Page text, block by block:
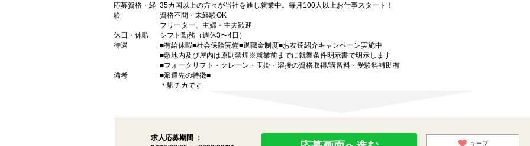
応募資格・経
験
35カ国以上の方々が当社を通じ就業中。毎月100人以上お仕事スタート！
資格不問・未経験OK
フリーター、主婦・主夫歓迎
休日・休暇
シフト勤務（週休3〜4日）
待遇
■有給休暇■社会保険完備■退職金制度■お友達紹介キャンペーン実施中
■敷地内及び屋内は原則禁煙※就業前までに就業条件明示書で明示します
■フォークリフト・クレーン・玉掛・溶接の資格取得/講習料・受験料補助有
備考
■派遣先の特徴■
＊駅チカです
求人応募期間 ：
キープ